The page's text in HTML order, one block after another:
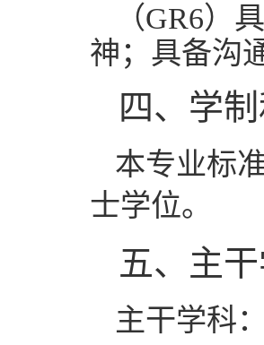
（GR6）
神；具备沟
四、 学制
本专业标
士学位。
五、 主干
主干学科：